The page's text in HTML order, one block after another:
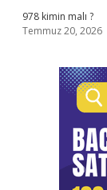
978 kimin malı ?
Temmuz 20, 2026